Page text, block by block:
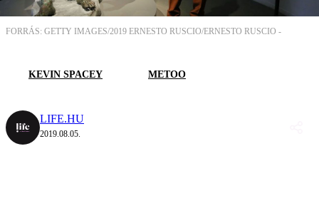
FORRÁS: GETTY IMAGES/2019 ERNESTO RUSCIO/ERNESTO RUSCIO -
KEVIN SPACEY METOO
LIFE.HU
2019.08.05.